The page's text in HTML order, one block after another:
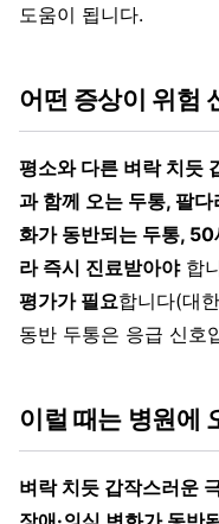
도움이 됩니다.
어떤 증상이 위험
평소와 다른 벼락 치듯
과 함께 오는 두통, 팔다
화가 동반되는 두통,
라 즉시 진료받아야합
평가가 필요합니다(대
동반 두통은 응급 신호
이럴 때는 병원에
벼락 치듯 갑작스러운